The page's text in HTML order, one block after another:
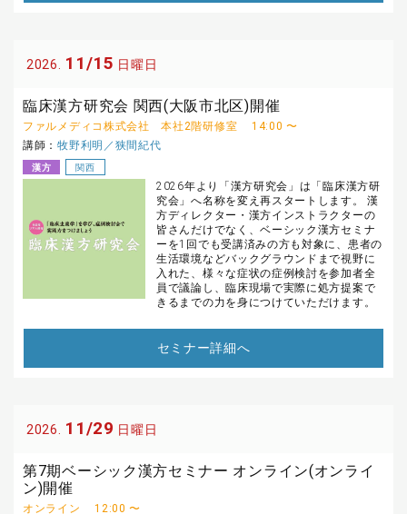
2026. 11/15 日曜日
臨床漢方研究会 関西(大阪市北区)開催
ファルメディコ株式会社 本社2階研修室
14:00 〜
講師：牧野利明／狭間紀代
漢方 関西
2026年より「漢方研究会」は「臨床漢方研
究会」へ名称を変え再スタートします。 漢
方ディレクター・漢方インストラクターの
皆さんだけでなく、ベーシック漢方セミナ
ーを1回でも受講済みの方も対象に、患者の
生活環境などバックグラウンドまで視野に
入れた、様々な症状の症例検討を参加者全
員で議論し、臨床現場で実際に処方提案で
きるまでの力を身につけていただけます。
セミナー詳細へ
2026. 11/29 日曜日
第7期ベーシック漢方セミナー オンライン(オンライ
ン)開催
オンライン
12:00 〜